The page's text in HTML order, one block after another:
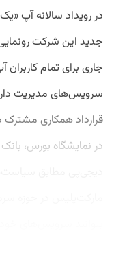
در رویداد سالانه آپ
جدید این شرکت
سرویس‌های مدیریت
قرارداد همکاری مشترک
در نمایشگاه بورس،